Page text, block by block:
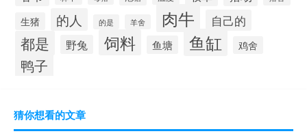
生猪 的人 的是 羊舍 肉牛 自己的
都是 野兔 饲料 鱼塘 鱼缸 鸡舍
鸭子
猜你想看的文章